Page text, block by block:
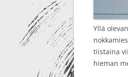
Yllä
tiistaina
hieman